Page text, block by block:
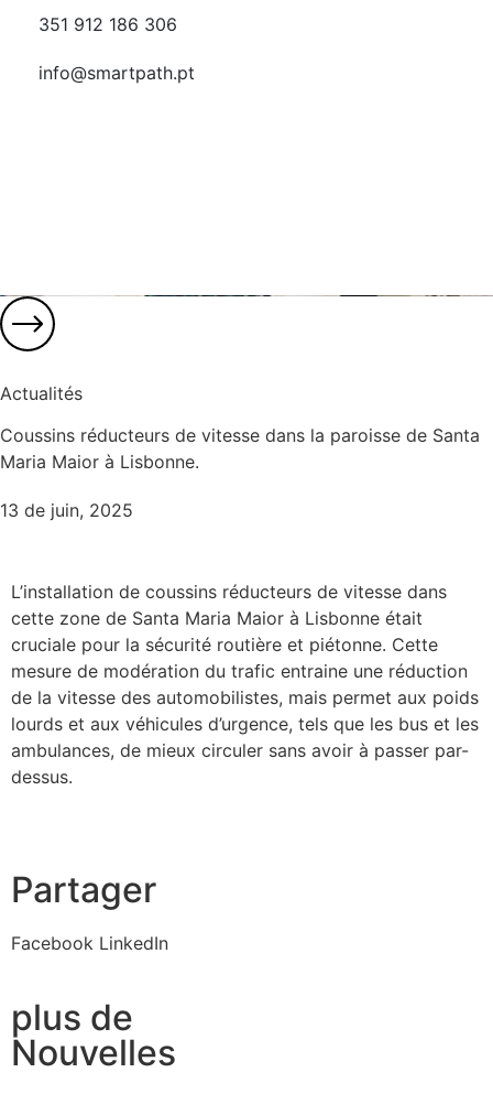
351 912 186 306
info@smartpath.pt
Actualités
Coussins réducteurs de vitesse dans la paroisse de Santa
Maria Maior à Lisbonne.
13 de juin, 2025
L’installation de coussins réducteurs de vitesse dans
cette zone de Santa Maria Maior à Lisbonne était
cruciale pour la sécurité routière et piétonne. Cette
mesure de modération du trafic entraine une réduction
de la vitesse des automobilistes, mais permet aux poids
lourds et aux véhicules d’urgence, tels que les bus et les
ambulances, de mieux circuler sans avoir à passer par-
dessus.
Partager
Facebook LinkedIn
plus de
Nouvelles